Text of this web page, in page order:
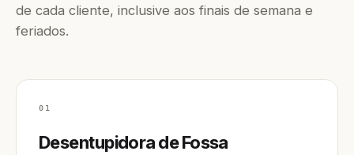
de cada cliente, inclusive aos finais de semana e
feriados.
01
Desentupidora de Fossa